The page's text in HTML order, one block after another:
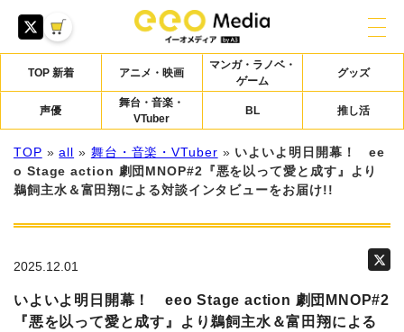
TOP 新着 アニメ・映画
マンガ・ラノベ・
ゲーム
グッズ
声優
舞台・音楽・
VTuber
BL 推し活
TOP »all » 舞台・音楽・VTuber » いよいよ明日開幕！ ee
o Stage action 劇団MNOP#2『悪を以って愛と成す』より
鵜飼主水＆富田翔による対談インタビューをお届け!!
2025.12.01
いよいよ明日開幕！ eeo Stage action 劇団MNOP#2
『悪を以って愛と成す』より鵜飼主水＆富田翔による